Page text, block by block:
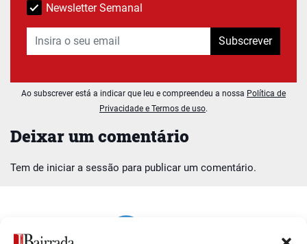
Deixar um comentário
Tem de iniciar a sessão para publicar um comentário.
Newsletter Semanal
Subscrever
Ao subscrever está a indicar que leu e compreendeu a nossa Política de
Privacidade e Termos de uso.